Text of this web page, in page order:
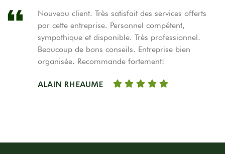
Nouveau client. Très satisfait des services offerts
par cette entreprise. Personnel compétent,
sympathique et disponible. Très professionnel.
Beaucoup de bons conseils. Entreprise bien
organisée. Recommande fortement!
ALAIN RHEAUME